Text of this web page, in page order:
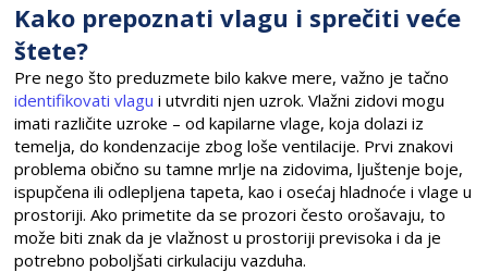
Kako prepoznati vlagu i sprečiti veće
štete?
Pre nego što preduzmete bilo kakve mere, važno je tačno
identifikovati vlagu i utvrditi njen uzrok. Vlažni zidovi mogu
imati različite uzroke – od kapilarne vlage, koja dolazi iz
temelja, do kondenzacije zbog loše ventilacije. Prvi znakovi
problema obično su tamne mrlje na zidovima, ljuštenje boje,
ispupčena ili odlepljena tapeta, kao i osećaj hladnoće i vlage u
prostoriji. Ako primetite da se prozori često orošavaju, to
može biti znak da je vlažnost u prostoriji previsoka i da je
potrebno poboljšati cirkulaciju vazduha.